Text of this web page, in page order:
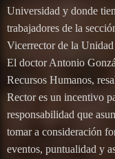
Universidad y donde
trabajadores de la
Vicerrector de la
El doctor Antonio
Recursos Humanos,
Rector es un incentivo
responsabilidad que
tomar a consideración
eventos, puntualidad y